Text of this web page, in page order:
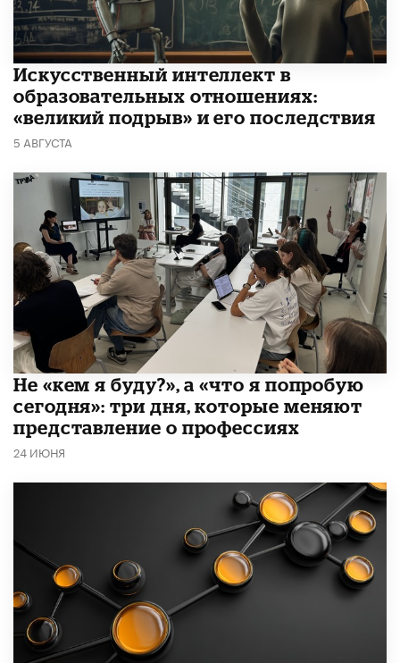
​Искусственный интеллект в
образовательных отношениях:
«великий подрыв» и его последствия
5 АВГУСТА
Не «кем я буду?», а «что я попробую
сегодня»: три дня, которые меняют
представление о профессиях
24 ИЮНЯ